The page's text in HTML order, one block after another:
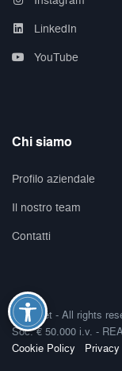
LinkedIn
YouTube
Chi siamo
Profilo aziendale
Il nostro team
Contatti
Smilenet - All rights
Soc. € 50.000 i.v. -
Cookie Policy